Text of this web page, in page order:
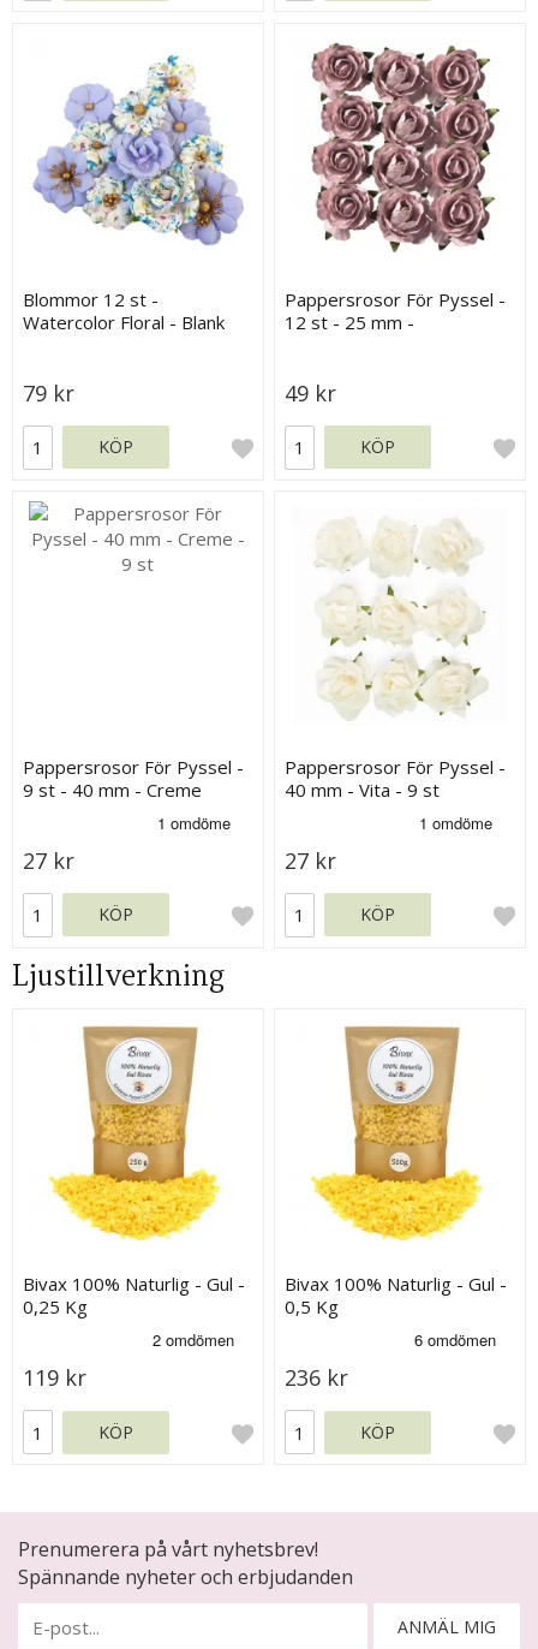
Blommor 12 st -
Watercolor Floral - Blank
79 kr
KÖP
Pappersrosor För Pyssel -
12 st - 25 mm -
49 kr
KÖP
Pappersrosor För Pyssel -
9 st - 40 mm - Creme
27 kr
KÖP
Pappersrosor För Pyssel -
40 mm - Vita - 9 st
27 kr
KÖP
Ljustillverkning
Bivax 100% Naturlig - Gul -
0,25 Kg
119 kr
KÖP
Bivax 100% Naturlig - Gul -
0,5 Kg
236 kr
KÖP
Prenumerera på vårt nyhetsbrev!
Spännande nyheter och erbjudanden
ANMÄL MIG